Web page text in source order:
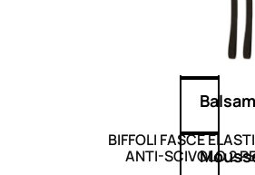
BIFFOLI FASCE
ANTI-SCIVOLO 2